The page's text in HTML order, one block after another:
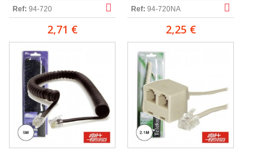
Ref: 94-720
2,71 €
Ref: 94-720NA
2,25 €